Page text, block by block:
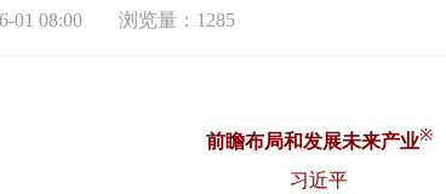
01 08:00 浏览量：1285
前瞻布局和发展未来产业※
习近平